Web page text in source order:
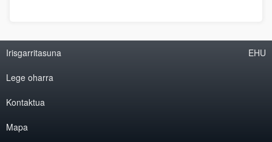
Irisgarritasuna
Lege oharra
Kontaktua
Mapa
EHU